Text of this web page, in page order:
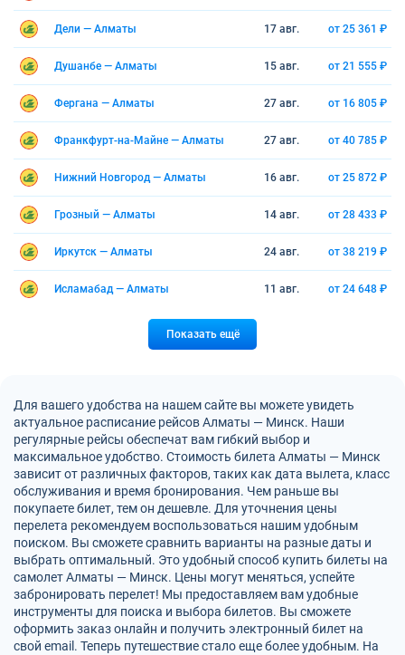
Дели — Алматы 17 авг. от 25 361 ₽
Душанбе — Алматы 15 авг. от 21 555 ₽
Фергана — Алматы 27 авг. от 16 805 ₽
Франкфурт-на-Майне — Алматы 27 авг. от 40 785 ₽
Нижний Новгород — Алматы 16 авг. от 25 872 ₽
Грозный — Алматы 14 авг. от 28 433 ₽
Иркутск — Алматы 24 авг. от 38 219 ₽
Исламабад — Алматы 11 авг. от 24 648 ₽
Показать ещё
Для вашего удобства на нашем сайте вы можете увидеть
актуальное расписание рейсов Алматы — Минск. Наши
регулярные рейсы обеспечат вам гибкий выбор и
максимальное удобство. Стоимость билета Алматы — Минск
зависит от различных факторов, таких как дата вылета, класс
обслуживания и время бронирования. Чем раньше вы
покупаете билет, тем он дешевле. Для уточнения цены
перелета рекомендуем воспользоваться нашим удобным
поиском. Вы сможете сравнить варианты на разные даты и
выбрать оптимальный. Это удобный способ купить билеты на
самолет Алматы — Минск. Цены могут меняться, успейте
забронировать перелет! Мы предоставляем вам удобные
инструменты для поиска и выбора билетов. Вы сможете
оформить заказ онлайн и получить электронный билет на
свой email. Теперь путешествие стало еще более удобным. На